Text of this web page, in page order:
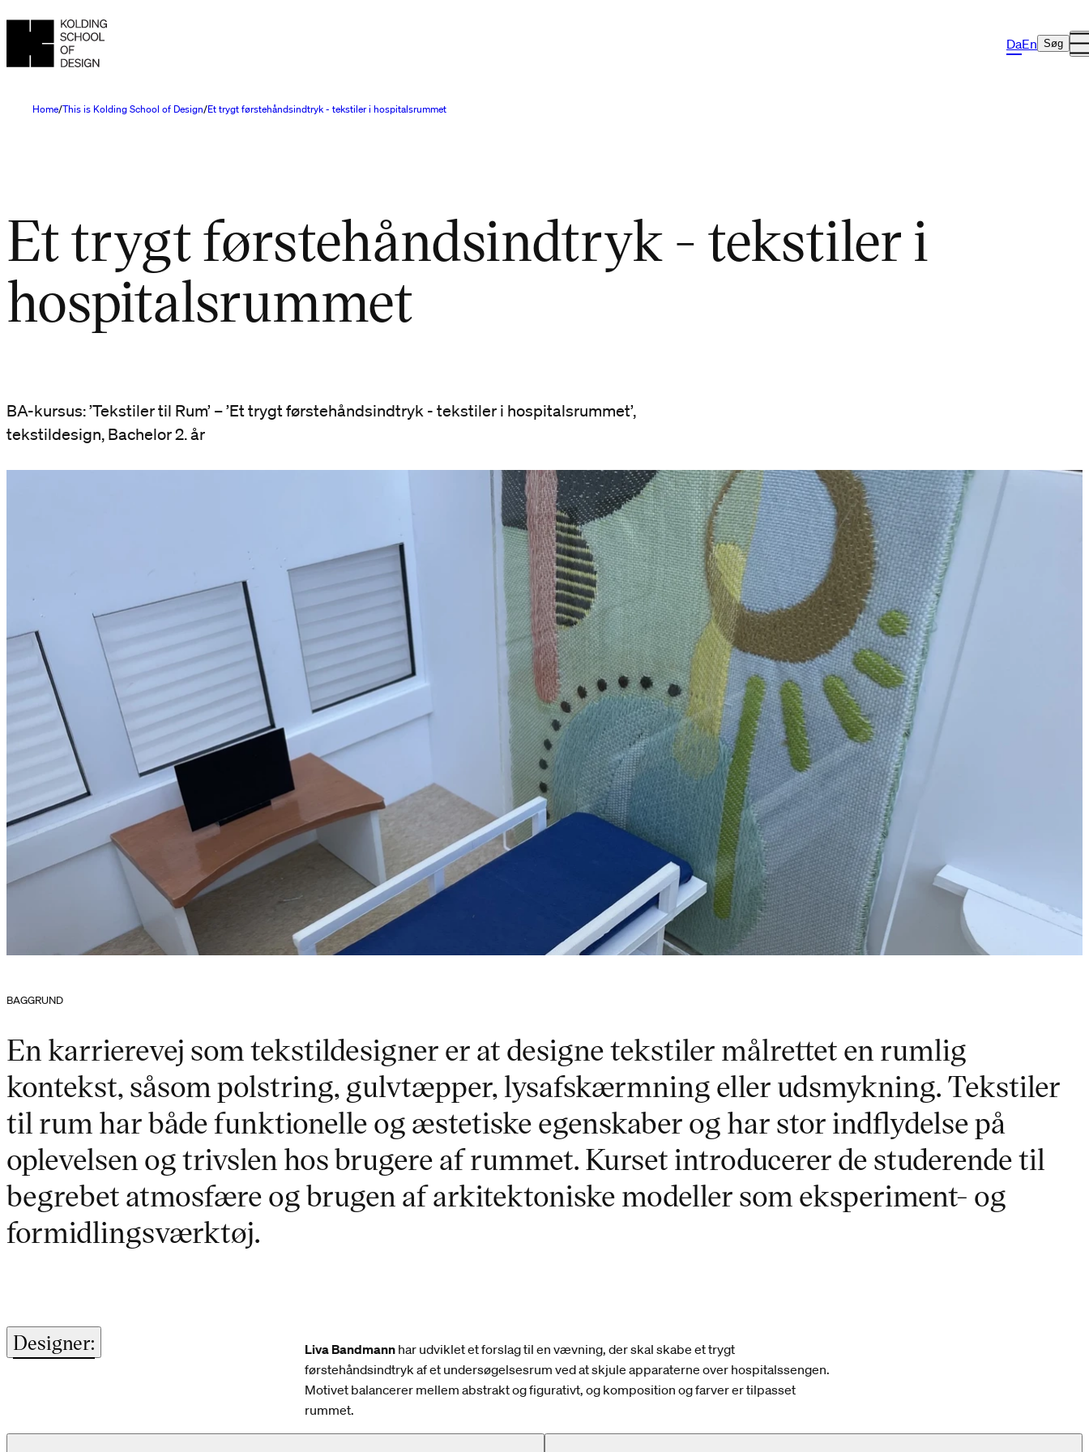
DaEn Søg
Home This is Kolding School of Design Et trygt førstehåndsindtryk - tekstiler i hospitalsrummet
Et trygt førstehåndsindtryk - tekstiler i
hospitalsrummet
BA-kursus: ’Tekstiler til Rum’ – ’Et trygt førstehåndsindtryk - tekstiler i hospitalsrummet’,
tekstildesign, Bachelor 2. år
BAGGRUND
En karrierevej som tekstildesigner er at designe tekstiler målrettet en rumlig
kontekst, såsom polstring, gulvtæpper, lysafskærmning eller udsmykning. Tekstiler
til rum har både funktionelle og æstetiske egenskaber og har stor indflydelse på
oplevelsen og trivslen hos brugere af rummet. Kurset introducerer de studerende til
begrebet atmosfære og brugen af arkitektoniske modeller som eksperiment- og
formidlingsværktøj.
Designer: Liva Bandmann har udviklet et forslag til en vævning, der skal skabe et trygt
førstehåndsindtryk af et undersøgelsesrum ved at skjule apparaterne over hospitalssengen.
Motivet balancerer mellem abstrakt og figurativt, og komposition og farver er tilpasset
rummet.